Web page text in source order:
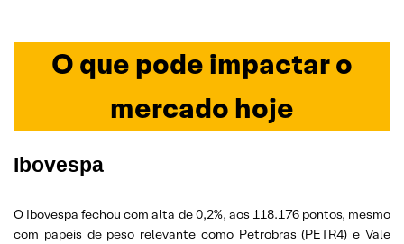
O que pode impactar o
mercado hoje
Ibovespa
O Ibovespa fechou com alta de 0,2%, aos 118.176 pontos, mesmo
com papeis de peso relevante como Petrobras (PETR4) e Vale